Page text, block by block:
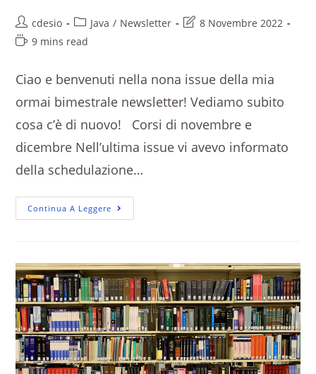
cdesio Java / Newsletter
8 Novembre 2022
9 mins read
Ciao e benvenuti nella nona issue della mia
ormai bimestrale newsletter! Vediamo subito
cosa c’è di nuovo! Corsi di novembre e
dicembre Nell’ultima issue vi avevo informato
della schedulazione…
Continua A Leggere